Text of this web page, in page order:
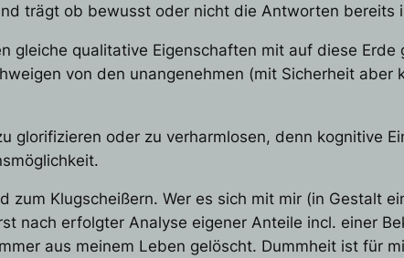
trägt ob bewusst oder nicht die Antworten bereits
gleiche qualitative Eigenschaften mit auf diese Erde
von den unangenehmen (mit Sicherheit aber
glorifizieren oder zu verharmlosen, denn kognitive
zum Klugscheißern. Wer es sich mit mir (in Gestalt
nach erfolgter Analyse eigener Anteile incl. einer
aus meinem Leben gelöscht. Dummheit ist für